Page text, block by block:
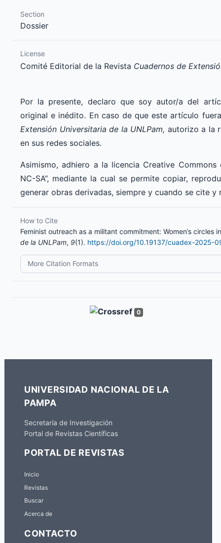
Section
Dossier
License
Comité Editorial de la Revista Cuadernos de
Por la presente, declaro que soy autor/a del
original e inédito. En caso de que este artículo
Extensión Universitaria de la UNLPam, autorizo a la
en sus redes sociales.
Asimismo, adhiero a la licencia Creative
NC-SA”, mediante la cual se permite copiar,
generar obras derivadas, siempre y cuando se cite
How to Cite
Feminist outreach as a militant commitment: Women’s circles
de la UNLPam, 9(1). https://doi.org/10.19137/cuadex-2025-
More Citation Formats
0
UNIVERSIDAD NACIONAL DE LA
PAMPA
Secretaría de Investigación
Portal de Revistas Científicas
PORTAL DE REVISTAS
Inicio
Revistas
Buscar
Acerca de
CONTACTO